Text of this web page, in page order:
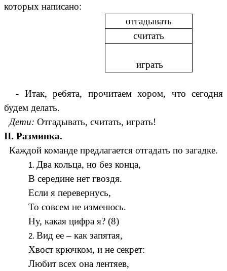
которых написано:
отгадывать
считать
играть
- Итак, ребята, прочитаем хором, что сегодня
будем делать.
Дети: Отгадывать, считать, играть!
II. Разминка.
Каждой команде предлагается отгадать по загадке.
Два кольца, но без конца,
В середине нет гвоздя.
Если я перевернусь,
То совсем не изменюсь.
Ну, какая цифра я? (8)
Вид ее – как запятая,
Хвост крючком, и не секрет:
Любит всех она лентяев,